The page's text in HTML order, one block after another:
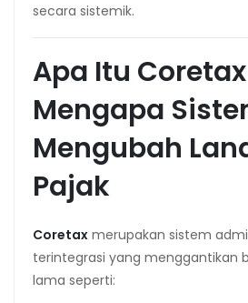
secara sistemik.
Apa Itu
Mengapa
Mengubah
Pajak
Coretax merupakan sistem
terintegrasi yang menggantikan
lama seperti: